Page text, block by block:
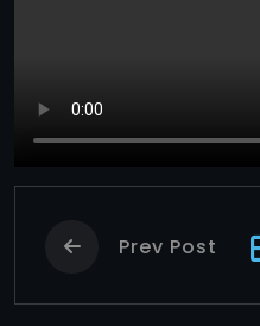
Prev Post